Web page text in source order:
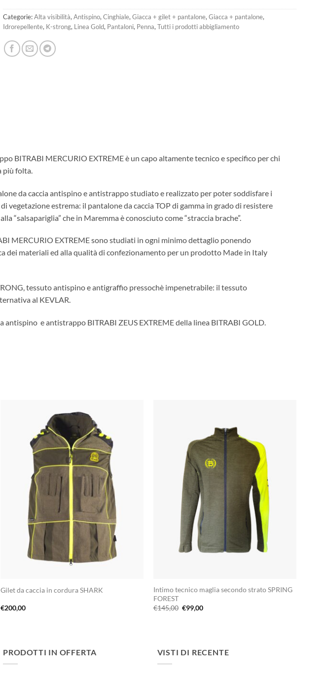
Categorie:Alta visibilità,Antispino,Cinghiale,Giacca + gilet + pantalone,Giacca + pantalone,
Idrorepellente, K-strong, Linea Gold, Pantaloni, Penna,Tutti i prodotti abbigliamento
BITRABI MERCURIO EXTREME è un capo altamente tecnico e specifico per chi
più folta.
da caccia antispino e antistrappo studiato e realizzato per poter soddisfare i
vegetazione estrema: il pantalone da caccia TOP di gamma in grado di resistere
“salsapariglia” che in Maremma è conosciuto come “straccia brache”.
MERCURIO EXTREME sono studiati in ogni minimo dettaglio ponendo
dei materiali ed alla qualità di confezionamento per un prodotto Made in Italy
tessuto antispino e antigraffio pressochè impenetrabile: il tessuto
al KEVLAR.
antispino e antistrappo BITRABI ZEUS EXTREME della linea BITRABI GOLD.
Gilet da caccia in cordura SHARK
€200,00
Intimo tecnico maglia secondo strato SPRING
FOREST
€145,00 Il
prezzo
€99,00Il
PRODOTTI IN OFFERTA VISTI DI RECENTE